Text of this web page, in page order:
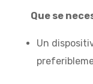
Que se
Un